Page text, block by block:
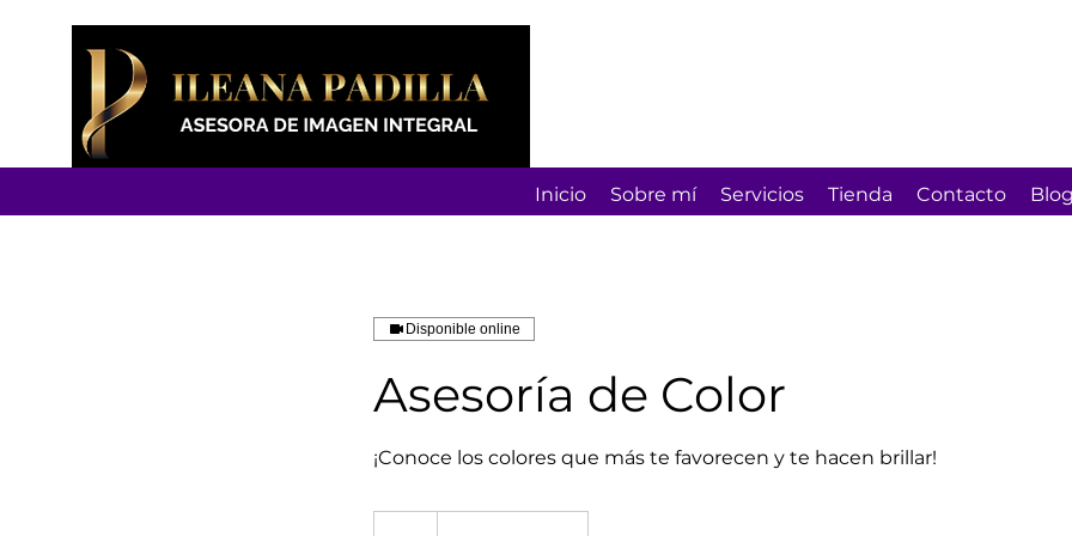
Inicio Sobre mí Servicios Tienda Contacto Blog
Disponible online
Asesoría de Color
¡Conoce los colores que más te favorecen y te hacen brillar!